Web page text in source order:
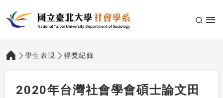
::: 學生表現 得獎紀錄
2020年台灣社會學會碩士論文田